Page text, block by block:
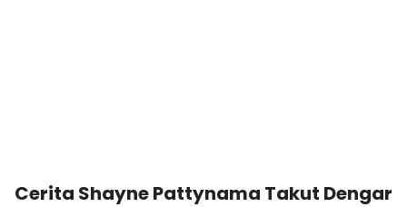
Cerita Shayne Pattynama Takut Dengar